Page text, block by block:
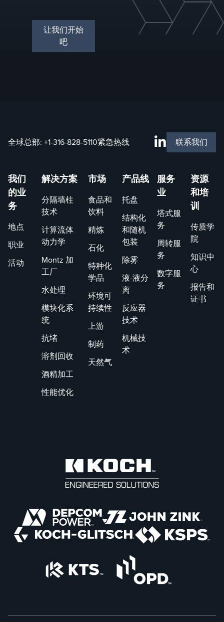
让我们开始
吧
全球总部: +1-316-828-5110紧急热线 联系我们
我们
的业
务
地点
职业
活动
解决方案
分隔墙柱
技术
计算流体
动力学
Montz 加
工厂
水处理
模块化系
统
抗堵
溶剂回收
酒精加工
性能优化
市场
食品和
饮料
精炼
石化
特种化
学品
环境可
持续性
上游
制药
天然气
产品线
托盘
结构化
和随机
包装
除雾
液-液分
离
反应器
技术
机械技
术
服务
业
塔式服
务
周转服
务
数字服
务
资源
和培
训
传质学
院
知识中
心
报告和
证书